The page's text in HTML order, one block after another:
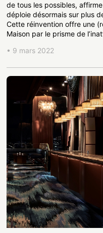
de tous les possibles,
déploie désormais sur plus
Cette réinvention offre une
Maison par le prisme de
• 9 mars 2022